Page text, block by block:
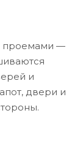
проемами —
и
двери и